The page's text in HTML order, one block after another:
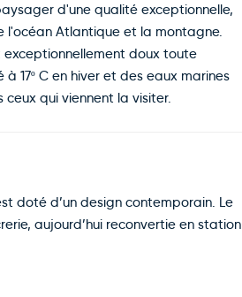
d'une qualité exceptionnelle,
Atlantique et la montagne.
doux toute
17º C en hiver et des eaux marines
qui viennent la visiter.
doté d’un design contemporain. Le
aujourd’hui reconvertie en station